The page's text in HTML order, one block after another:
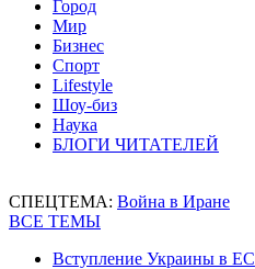
Город
Мир
Бизнес
Спорт
Lifestyle
Шоу-биз
Наука
БЛОГИ ЧИТАТЕЛЕЙ
СПЕЦТЕМА: Война в Иране
ВСЕ ТЕМЫ
Вступление Украины в ЕС